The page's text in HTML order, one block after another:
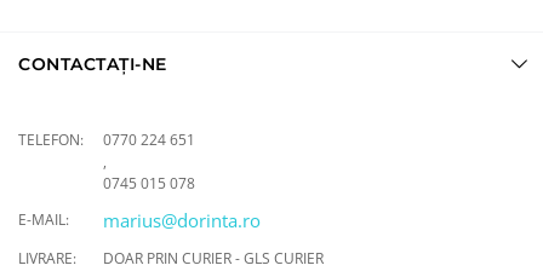
CONTACTAȚI-NE
TELEFON:
0770 224 651
,
0745 015 078
E-MAIL:
marius@dorinta.ro
LIVRARE: DOAR PRIN CURIER - GLS CURIER